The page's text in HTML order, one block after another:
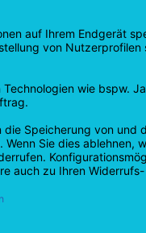
uutiset
takuu
Tietosuojakäytäntö